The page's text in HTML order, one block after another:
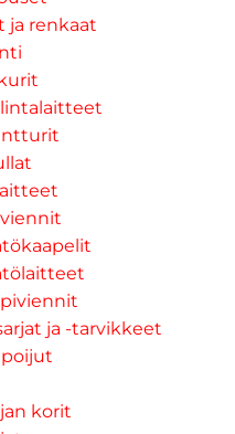
ja renkaat
ja -tarvikkeet
korit